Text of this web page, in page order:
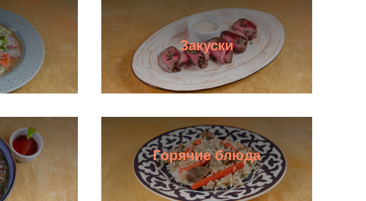
Закуски
Горячие блюда